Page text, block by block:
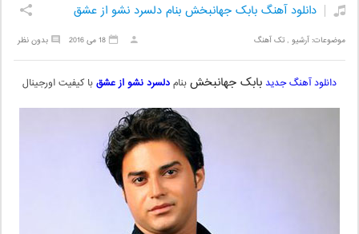
دانلود آهنگ بابک جهانبخش بنام دلسرد نشو از عشق
موضوعات:آرشیو ,تک آهنگ بدون نظر 18 می 2016
دانلود آهنگ جدید بابک جهانبخشبنامدلسرد نشو از عشقبا کیفیت اورجینال